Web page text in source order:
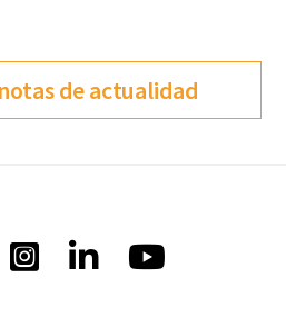
de actualidad